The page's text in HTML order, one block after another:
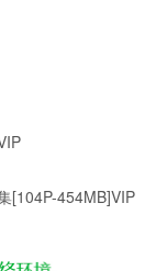
[104P-454MB]VIP